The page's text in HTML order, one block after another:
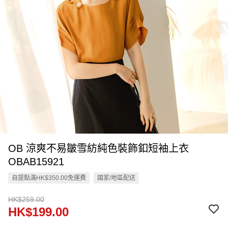
OB 涼爽不易皺雪紡純色裝飾釦短袖上衣
OBAB15921
自提點滿HK$350.00免運費 國家/地區配送
HK$259.00
HK$199.00